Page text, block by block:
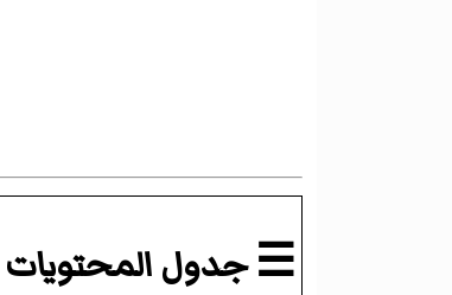
☰ جدول المحتويات